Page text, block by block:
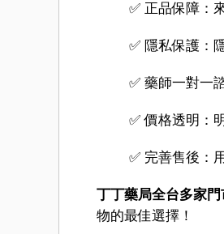
✅ 正品保障：
✅ 隱私保護：
✅ 藥師一對一
✅ 價格透明：
✅ 完善售後：
丁丁藥局全台多家
物的最佳選擇！